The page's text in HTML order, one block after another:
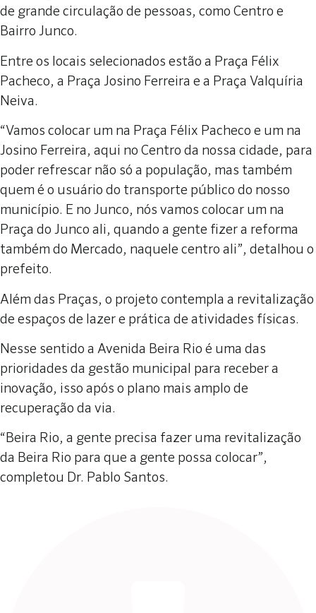
de grande circulação de pessoas, como Centro e
Bairro Junco.
Entre os locais selecionados estão a Praça Félix
Pacheco, a Praça Josino Ferreira e a Praça Valquíria
Neiva.
“Vamos colocar um na Praça Félix Pacheco e um na
Josino Ferreira, aqui no Centro da nossa cidade, para
poder refrescar não só a população, mas também
quem é o usuário do transporte público do nosso
município. E no Junco, nós vamos colocar um na
Praça do Junco ali, quando a gente fizer a reforma
também do Mercado, naquele centro ali”, detalhou o
prefeito.
Além das Praças, o projeto contempla a revitalização
de espaços de lazer e prática de atividades físicas.
Nesse sentido a Avenida Beira Rio é uma das
prioridades da gestão municipal para receber a
inovação, isso após o plano mais amplo de
recuperação da via.
“Beira Rio, a gente precisa fazer uma revitalização
da Beira Rio para que a gente possa colocar”,
completou Dr. Pablo Santos.